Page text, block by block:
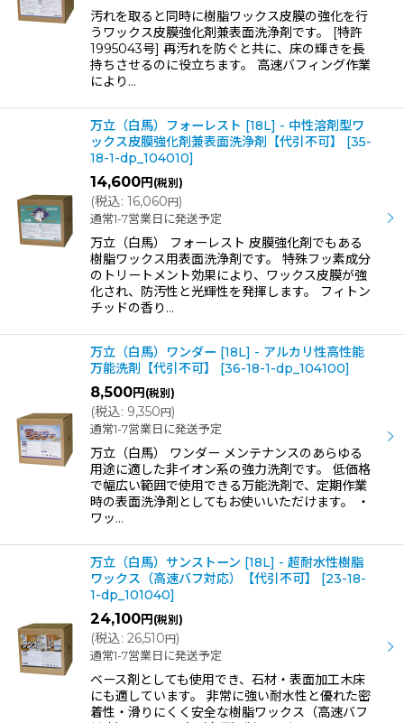
汚れを取ると同時に樹脂ワックス皮膜の強化を行
うワックス皮膜強化剤兼表面洗浄剤です。 [特許
1995043号] 再汚れを防ぐと共に、床の輝きを長
持ちさせるのに役立ちます。 高速バフィング作業
により…
万立（白馬）フォーレスト [18L] - 中性溶剤型ワ
ックス皮膜強化剤兼表面洗浄剤【代引不可】
[35-
18-1-dp_104010]
14,600円 (税別)
(税込: 16,060円)
通常1-7営業日に発送予定
万立（白馬） フォーレスト 皮膜強化剤でもある
樹脂ワックス用表面洗浄剤です。 特殊フッ素成分
のトリートメント効果により、ワックス皮膜が強
化され、防汚性と光輝性を発揮します。 フィトン
チッドの香り…
万立（白馬）ワンダー [18L] - アルカリ性高性能
万能洗剤【代引不可】
[36-18-1-dp_104100]
8,500円 (税別)
(税込: 9,350円)
通常1-7営業日に発送予定
万立（白馬） ワンダー メンテナンスのあらゆる
用途に適した非イオン系の強力洗剤です。 低価格
で幅広い範囲で使用できる万能洗剤で、定期作業
時の表面洗浄剤としてもお使いいただけます。 ・
ワッ…
万立（白馬）サンストーン [18L] - 超耐水性樹脂
ワックス（高速バフ対応）【代引不可】
[23-18-
1-dp_101040]
24,100円 (税別)
(税込: 26,510円)
通常1-7営業日に発送予定
ベース剤としても使用でき、石材・表面加工木床
にも適しています。 非常に強い耐水性と優れた密
着性・滑りにくく安全な樹脂ワックス（高速バフ